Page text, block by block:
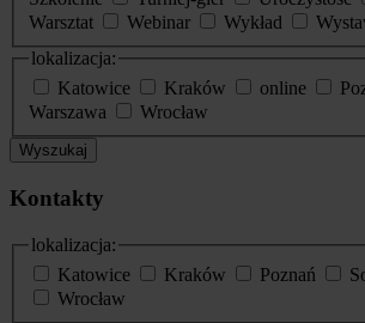
Warsztat
Webinar Wykład
lokalizacja:
Katowice
Kraków online
Warszawa
Wrocław
Wyszukaj
Kontakty
lokalizacja:
Katowice
Kraków Poznań
Wrocław